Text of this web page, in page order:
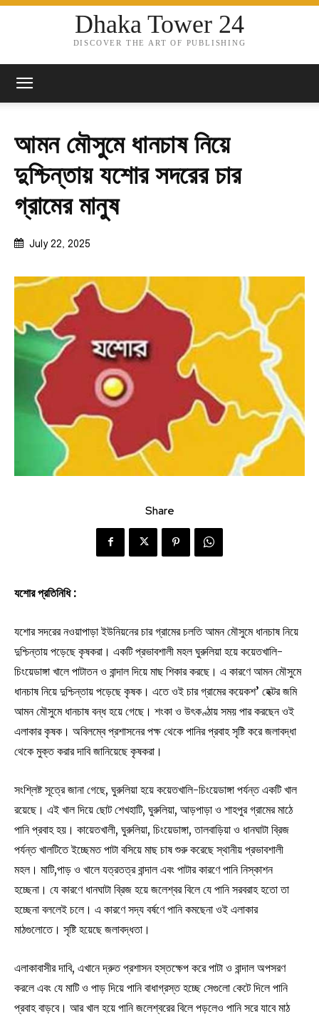
Dhaka Tower 24
DISCOVER THE ART OF PUBLISHING
আমন মৌসুমে ধানচাষ নিয়ে
দুশ্চিন্তায় যশোর সদরের চার
গ্রামের মানুষ
July 22, 2025
Share
যশোর প্রতিনিধি :
যশোর সদরের নওয়াপাড়া ইউনিয়নের চার গ্রামের চলতি আমন মৌসুমে ধানচাষ নিয়ে
দুশ্চিন্তায় পড়েছে কৃষকরা। একটি প্রভাবশালী মহল ঘুরুলিয়া হয়ে কয়েতখালি-
চিংয়েডাঙ্গা খালে পাটাতন ও বান্দাল দিয়ে মাছ শিকার করছে। এ কারণে আমন মৌসুমে
ধানচাষ নিয়ে দুশ্চিন্তায় পড়েছে কৃষক। এতে ওই চার গ্রামের কয়েকশ’ হেক্টর জমি
আমন মৌসুমে ধানচাষ বন্ধ হয়ে গেছে। শংকা ও উৎকণ্ঠায় সময় পার করছেন ওই
এলাকার কৃষক। অবিলম্বে প্রশাসনের পক্ষ থেকে পানির প্রবাহ সৃষ্টি করে জলাবদ্ধা
থেকে মুক্ত করার দাবি জানিয়েছে কৃষকরা।
সংশ্লিষ্ট সূত্রে জানা গেছে, ঘুরুলিয়া হয়ে কয়েতখালি-চিংয়েডাঙ্গা পর্যন্ত একটি খাল
রয়েছে। এই খাল দিয়ে ছোট শেখহাটি, ঘুরুলিয়া, আড়পাড়া ও শাহপুর গ্রামের মাঠে
পানি প্রবাহ হয়। কায়েতখালী, ঘুরুলিয়া, চিংয়েডাঙ্গা, তালবাড়িয়া ও ধানঘাটা ব্রিজ
পর্যন্ত খালটিতে ইচ্ছেমত পাটা বসিয়ে মাছ চাষ শুরু করেছে স্থানীয় প্রভাবশালী
মহল। মাটি,পাড় ও খালে যত্রতত্র বান্দাল এবং পাটার কারণে পানি নিস্কাশন
হচ্ছেনা। যে কারণে ধানঘাটা ব্রিজ হয়ে জলেশ্বর বিলে যে পানি সরবরাহ হতো তা
হচ্ছেনা বললেই চলে। এ কারণে সদ্য বর্ষণে পানি কমছেনা ওই এলাকার
মাঠগুলোতে। সৃষ্টি হয়েছে জলাবদ্ধতা।
এলাকাবাসীর দাবি, এখানে দ্রুত প্রশাসন হস্তক্ষেপ করে পাটা ও বান্দাল অপসরণ
করলে এবং যে মাটি ও পাড় দিয়ে পানি বাধাগ্রস্ত হচ্ছে সেগুলো কেটে দিলে পানি
প্রবাহ বাড়বে। আর খাল হয়ে পানি জলেশ্বরের বিলে পড়লেও পানি সরে যাবে মাঠ